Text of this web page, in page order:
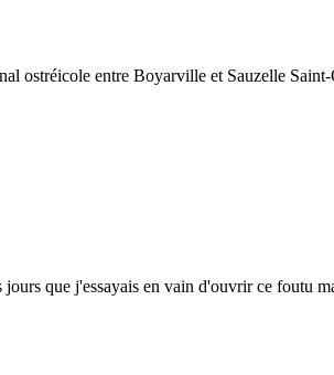
ostréicole entre Boyarville et Sauzelle
que j'essayais en vain d'ouvrir ce foutu